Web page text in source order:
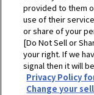
ホーム 農業 営農情
provided to them
use of their
or share of your
[Do Not Sell or
your right. If we
signal then it will
Privacy Policy
Change your